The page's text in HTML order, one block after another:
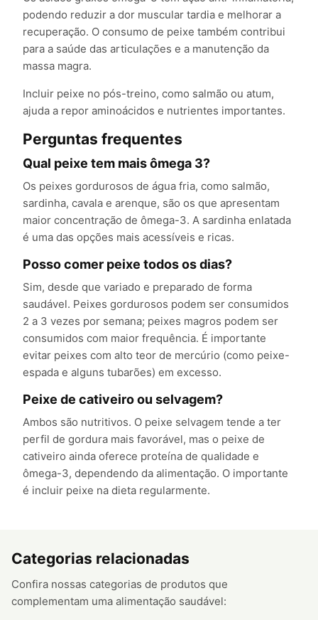
podendo reduzir a dor muscular tardia e melhorar a
recuperação. O consumo de peixe também contribui
para a saúde das articulações e a manutenção da
massa magra.
Incluir peixe no pós-treino, como salmão ou atum,
ajuda a repor aminoácidos e nutrientes importantes.
Perguntas frequentes
Qual peixe tem mais ômega 3?
Os peixes gordurosos de água fria, como salmão,
sardinha, cavala e arenque, são os que apresentam
maior concentração de ômega-3. A sardinha enlatada
é uma das opções mais acessíveis e ricas.
Posso comer peixe todos os dias?
Sim, desde que variado e preparado de forma
saudável. Peixes gordurosos podem ser consumidos
2 a 3 vezes por semana; peixes magros podem ser
consumidos com maior frequência. É importante
evitar peixes com alto teor de mercúrio (como peixe-
espada e alguns tubarões) em excesso.
Peixe de cativeiro ou selvagem?
Ambos são nutritivos. O peixe selvagem tende a ter
perfil de gordura mais favorável, mas o peixe de
cativeiro ainda oferece proteína de qualidade e
ômega-3, dependendo da alimentação. O importante
é incluir peixe na dieta regularmente.
Categorias relacionadas
Confira nossas categorias de produtos que
complementam uma alimentação saudável: